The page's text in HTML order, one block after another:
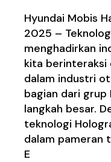
Hyundai Mobis
2025 –
menghadirkan
kita berinteraksi
dalam industri
bagian dari grup
langkah besar.
teknologi
dalam pameran
E